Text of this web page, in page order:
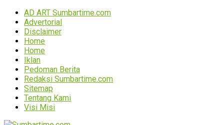
AD ART Sumbartime.com
Advertorial
Disclaimer
Home
Home
Iklan
Pedoman Berita
Redaksi Sumbartime.com
Sitemap
Tentang Kami
Visi Misi